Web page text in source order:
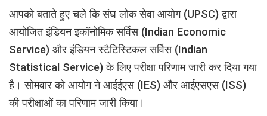
आपको बताते हुए चले कि संघ लोक सेवा आयोग (UPSC) द्वारा
आयोजित इंडियन इकॉनोमिक सर्विस (Indian Economic
Service) और इंडियन स्टैटिस्टिकल सर्विस (Indian
Statistical Service) के लिए परीक्षा परिणाम जारी कर दिया गया
है। सोमवार को आयोग ने आईईएस (IES) और आईएसएस (ISS)
की परीक्षाओं का परिणाम जारी किया।